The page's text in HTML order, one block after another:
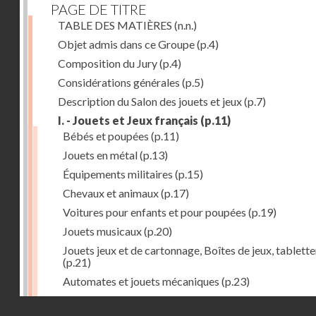
PAGE DE TITRE
TABLE DES MATIÈRES (n.n.)
Objet admis dans ce Groupe(p.4)
Composition du Jury(p.4)
Considérations générales (p.5)
Description du Salon des jouets et jeux(p.7)
I. - Jouets et Jeux français (p.11)
Bébés et poupées (p.11)
Jouets en métal(p.13)
Équipements militaires (p.15)
Chevaux et animaux(p.17)
Voitures pour enfants et pour poupées (p.19)
Jouets musicaux(p.20)
Jouets jeux et de cartonnage, Boîtes de jeux,
(p.21)
Automates et jouets mécaniques (p.23)
Jouets en caoutchouc(p.25)